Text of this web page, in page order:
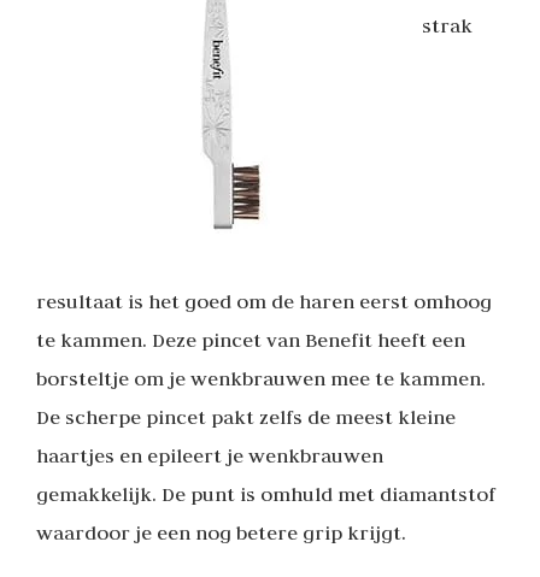
strak
resultaat is het goed om de haren eerst omhoog
te kammen. Deze pincet van Benefit heeft een
borsteltje om je wenkbrauwen mee te kammen.
De scherpe pincet pakt zelfs de meest kleine
haartjes en epileert je wenkbrauwen
gemakkelijk. De punt is omhuld met diamantstof
waardoor je een nog betere grip krijgt.